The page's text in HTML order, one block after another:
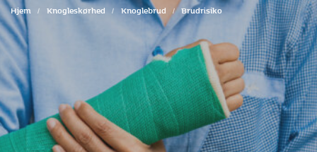
Hjem / Knogleskørhed / Knoglebrud / Brudrisiko